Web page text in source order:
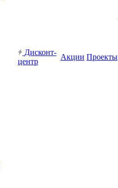
Дисконт-
центр
Акции Проекты